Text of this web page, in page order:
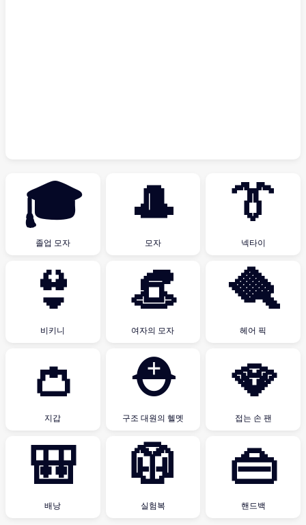
🎓
졸업 모자
🎩
모자
👔
넥타이
👙
비키니
👒
여자의 모자
🪮
헤어 픽
👛
지갑
⛑
구조 대원의 헬멧
🪭
접는 손 팬
🎒
배낭
🥼
실험복
👜
핸드백